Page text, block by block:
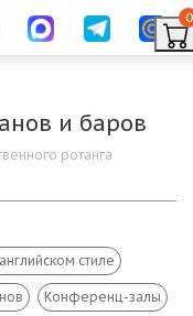
0
и баров
ротанга
стиле
Конференц-залы